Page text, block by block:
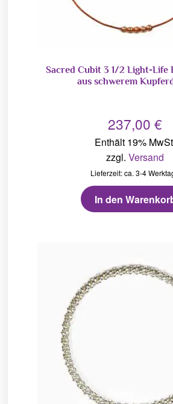
Sacred Cubit 3 1/2 Light-Life
aus schwerem
237,00 €
Enthält 19%
zzgl. Versand
Lieferzeit: ca. 3-4
In den